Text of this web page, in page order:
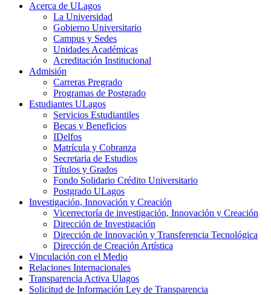
Acerca de ULagos
La Universidad
Gobierno Universitario
Campus y Sedes
Unidades Académicas
Acreditación Institucional
Admisión
Carreras Pregrado
Programas de Postgrado
Estudiantes ULagos
Servicios Estudiantiles
Becas y Beneficios
IDelfos
Matrícula y Cobranza
Secretaria de Estudios
Títulos y Grados
Fondo Solidario Crédito Universitario
Postgrado ULagos
Investigación, Innovación y Creación
Vicerrectoría de investigación, Innovación y Creación
Dirección de Investigación
Dirección de Innovación y Transferencia Tecnológica
Dirección de Creación Artística
Vinculación con el Medio
Relaciones Internacionales
Transparencia Activa Ulagos
Solicitud de Información Ley de Transparencia